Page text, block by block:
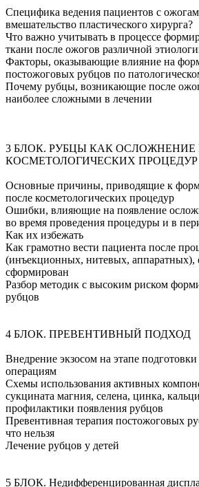
Специфика ведения пациентов с
вмешательство пластического хирурга?
Что важно учитывать в процессе
ткани после ожогов различной
Факторы, оказывающие влияние на
постожоговых рубцов по
Почему рубцы, возникающие после
наиболее сложными в лечении
3 БЛОК. РУБЦЫ КАК ОСЛОЖНЕНИЕ
КОСМЕТОЛОГИЧЕСКИХ ПРОЦЕДУР
Основные причины, приводящие к
после косметологических процедур
Ошибки, влияющие на появление
во время проведения процедуры и в
Как их избежать
Как грамотно вести пациента после
(инъекционных, нитевых, аппаратных),
сформирован
Разбор методик с высоким риском
рубцов
4 БЛОК. ПРЕВЕНТИВНЫЙ ПОДХОД
Внедрение экзосом на этапе
операциям
Схемы использования активных
сукцината магния, селена, цинка,
профилактики появления рубцов
Превентивная терапия постожоговых
что нельзя
Лечение рубцов у детей
5 БЛОК. Недифференцированная